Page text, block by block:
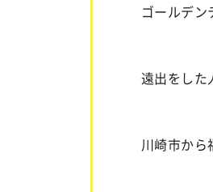
ゴールデン
遠出をした
川崎市から